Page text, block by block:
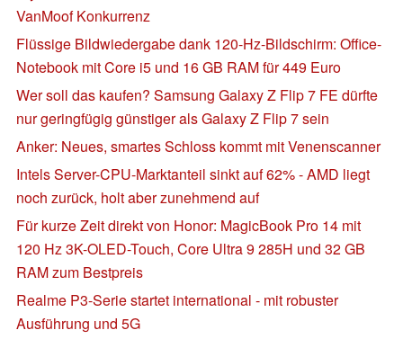
VanMoof Konkurrenz
Flüssige Bildwiedergabe dank 120-Hz-Bildschirm: Office-
Notebook mit Core i5 und 16 GB RAM für 449 Euro
Wer soll das kaufen? Samsung Galaxy Z Flip 7 FE dürfte
nur geringfügig günstiger als Galaxy Z Flip 7 sein
Anker: Neues, smartes Schloss kommt mit Venenscanner
Intels Server-CPU-Marktanteil sinkt auf 62% - AMD liegt
noch zurück, holt aber zunehmend auf
Für kurze Zeit direkt von Honor: MagicBook Pro 14 mit
120 Hz 3K-OLED-Touch, Core Ultra 9 285H und 32 GB
RAM zum Bestpreis
Realme P3-Serie startet international - mit robuster
Ausführung und 5G